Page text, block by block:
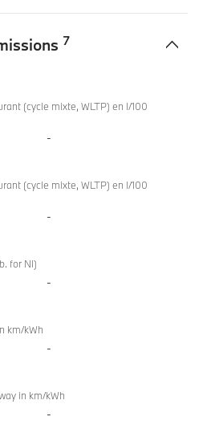
7
(cycle mixte, WLTP) en l/100
-
(cycle mixte, WLTP) en l/100
-
for NI)
-
km/kWh
-
in km/kWh
-